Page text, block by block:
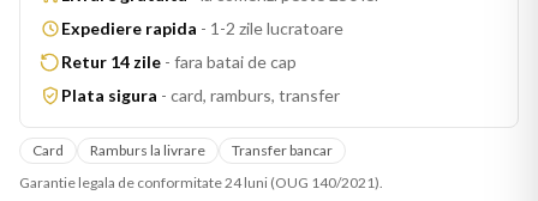
Expediere rapida - 1-2 zile lucratoare
Retur 14 zile - fara batai de cap
Plata sigura - card, ramburs, transfer
Card Ramburs la livrare
Transfer bancar
Garantie legala de conformitate 24 luni (OUG 140/2021).